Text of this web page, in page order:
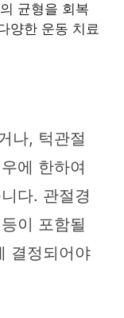
균형을 회복
양한 운동 치료
나, 턱관절
에 한하여
다. 관절경
이 포함될
결정되어야